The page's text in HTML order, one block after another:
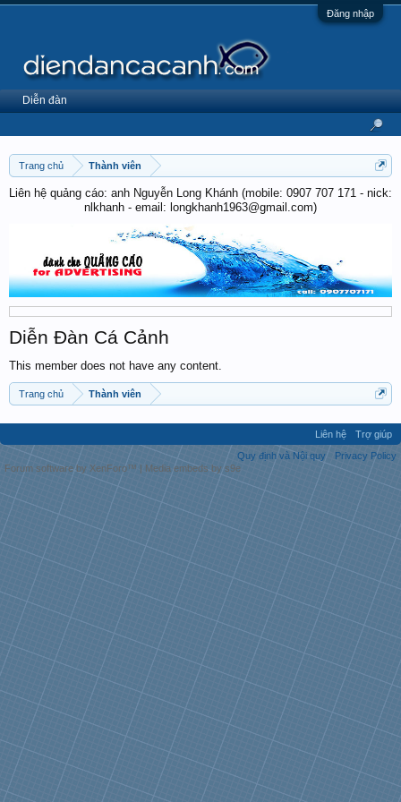
Đăng nhập
Trang chủ Thành viên
Liên hệ quảng cáo: anh Nguyễn Long Khánh (mobile: 0907 707 171 - nick:
nlkhanh - email: longkhanh1963@gmail.com)
Diễn Đàn Cá Cảnh
This member does not have any content.
Trang chủ Thành viên
Diễn đàn
Liên hệ
Trợ giúp
Quy định và Nội quy
Privacy Policy
Forum software by XenForo™ | Media embeds by s9e